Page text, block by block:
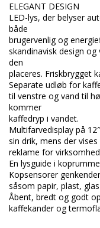
ELEGANT DESIGN
LED-lys, der belyser
både
brugervenlig og
skandinavisk design
den
placeres. Friskbrygget
Separate udløb for
til venstre og vand til
kommer
kaffedryp i vandet.
Multifarvedisplay på
sin drik, mens der
reklame for
En lysguide i
Kopsensorer
såsom papir, plast,
Åbent, bredt og godt
kaffekander og